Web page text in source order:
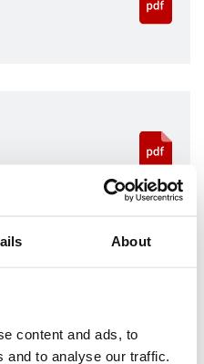
About
content and ads, to
and to analyse our traffic.